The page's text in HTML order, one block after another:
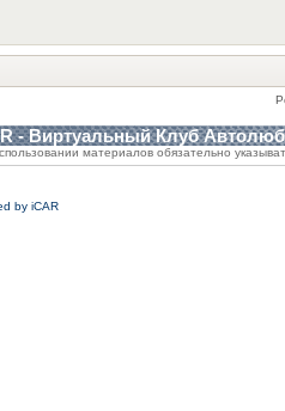
- Виртуальный Клуб
материалов обязательно